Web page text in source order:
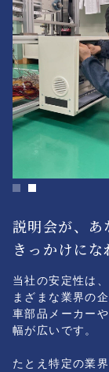
説明会が、あ
きっかけにな
当社の安定性は
まざまな業界の
車部品メーカー
幅が広いです。
たとえ特定の業